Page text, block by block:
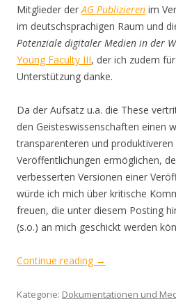
Mitglieder derAG Publizieren im
im deutschsprachigen Raum und
Potenziale digitaler Medien in der
Young Faculty III, der ich zudem
Unterstützung danke.
Da der Aufsatz u.a. die These
den Geisteswissenschaften einen
transparenteren und
Veröffentlichungen ermöglichen,
verbesserten Versionen einer
würde ich mich über kritische
freuen, die unter diesem Posting
(s.o.) an mich geschickt werden
Continue reading →
Kategorie: Dokumentationen und